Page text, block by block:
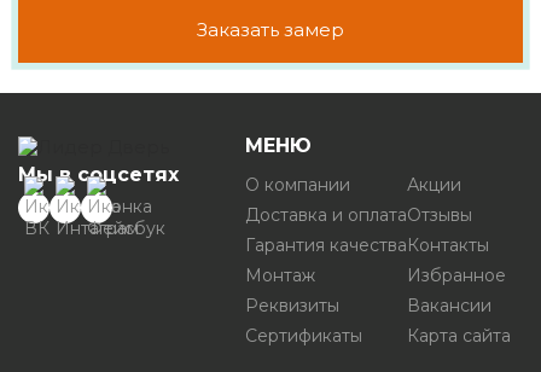
Заказать замер
Мы в соцсетях
МЕНЮ
О компании
Доставка и оплата
Гарантия качества
Монтаж
Реквизиты
Сертификаты
Акции
Отзывы
Контакты
Избранное
Вакансии
Карта сайта